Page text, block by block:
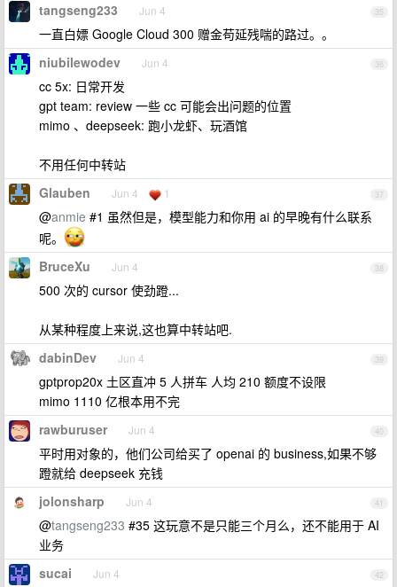
35
tangseng233 Jun 4
一直白嫖 Google Cloud 300 赠金苟延残喘的路过。。
36
niubilewodev Jun 4
cc 5x: 日常开发
gpt team: review 一些 cc 可能会出问题的位置
mimo 、deepseek: 跑小龙虾、玩酒馆
不用任何中转站
37
Glauben Jun 4 1
@anmie #1 虽然但是，模型能力和你用 ai 的早晚有什么联系
呢。
38
BruceXu Jun 4
500 次的 cursor 使劲蹬...
从某种程度上来说,这也算中转站吧.
39
dabinDev Jun 4
gptprop20x 土区直冲 5 人拼车 人均 210 额度不设限
mimo 1110 亿根本用不完
40
rawburuser Jun 4
平时用对象的，他们公司给买了 openai 的 business,如果不够
蹬就给 deepseek 充钱
41
jolonsharp Jun 4
@tangseng233 #35 这玩意不是只能三个月么，还不能用于 AI
业务
42
sucai Jun 4